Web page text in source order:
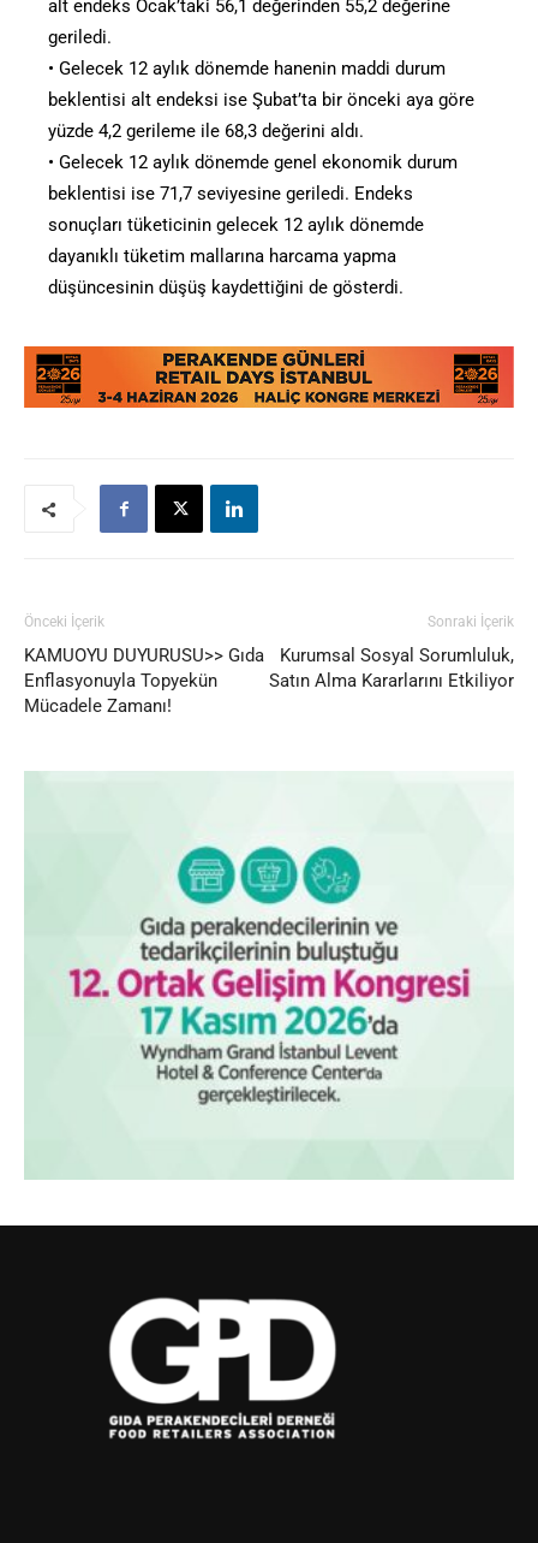
alt endeks Ocak’taki 56,1 değerinden 55,2 değerine
geriledi.
• Gelecek 12 aylık dönemde hanenin maddi durum
beklentisi alt endeksi ise Şubat’ta bir önceki aya göre
yüzde 4,2 gerileme ile 68,3 değerini aldı.
• Gelecek 12 aylık dönemde genel ekonomik durum
beklentisi ise 71,7 seviyesine geriledi. Endeks
sonuçları tüketicinin gelecek 12 aylık dönemde
dayanıklı tüketim mallarına harcama yapma
düşüncesinin düşüş kaydettiğini de gösterdi.
Önceki İçerik
KAMUOYU DUYURUSU>> Gıda
Enflasyonuyla Topyekün
Mücadele Zamanı!
Sonraki İçerik
Kurumsal Sosyal Sorumluluk,
Satın Alma Kararlarını Etkiliyor